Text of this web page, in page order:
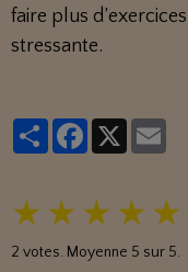
faire plus
stressante.
PartagerFacebook
★ ★ ★ ★ ★
2 votes. Moyenne 5 sur 5.